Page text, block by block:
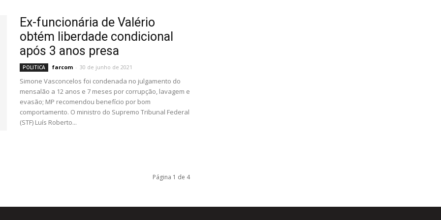
Ex-funcionária de Valério
obtém liberdade condicional
após 3 anos presa
POLITICA farcom - 30 de junho de 2021
Simone Vasconcelos foi condenada no julgamento do
mensalão a 12 anos e 7 meses por corrupção, lavagem e
evasão; MP recomendou benefício por bom
comportamento. O ministro do Supremo Tribunal Federal
(STF) Luís Roberto...
Página 1 de 4